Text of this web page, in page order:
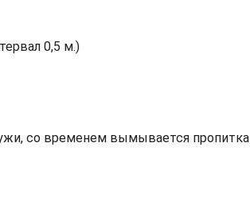
0,5 м.)
со временем вымывается пропитка